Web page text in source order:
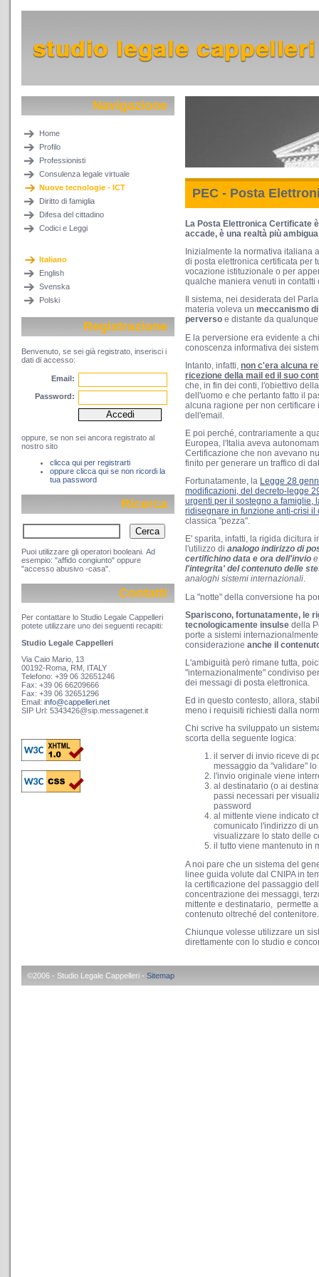
Navigazione
Home
Profilo
Professionisti
Consulenza legale virtuale
Nuove tecnologie - ICT
Diritto di famiglia
Difesa del cittadino
Codici e Leggi
Italiano
English
Svenska
Polski
Registrazione
Benvenuto, se sei già registrato, inserisci i
dati di accesso:
Email:
Password:
oppure, se non sei ancora registrato al
nostro sito
clicca qui per registrarti
oppure clicca qui se non ricordi la
tua password
Ricerca
Puoi utilizzare gli operatori booleani. Ad
esempio: "affido congiunto" oppure
"accesso abusivo -casa".
Contatti
Per contattare lo Studio Legale Cappelleri
potete utilizzare uno dei seguenti recapiti:
Studio Legale Cappelleri
Via Caio Mario, 13
00192-Roma, RM, ITALY
Telefono: +39 06 32651246
Fax: +39 06 66209666
Fax: +39 06 32651296
Email: info@cappelleri.net
SIP Url: 5343426@sip.messagenet.it
PEC - Posta
La Posta Elettronica Certificate
accade, è una realtà più
Inizialmente la normativa italiana
di posta elettronica certificata per
vocazione istituzionale o per
qualche maniera venuti in
Il sistema, nei desiderata del
materia voleva un meccanismo
perverso e distante da
E la perversione era evidente a
conoscenza informativa dei
Intanto, infatti, non c'era alcuna
ricezione della mail ed il suo
che, in fin dei conti, l'obiettivo
dell'uomo e che pertanto fatto il
alcuna ragione per non
dell'email.
E poi perché, contrariamente a
Europea, l'Italia aveva
Certificazione che non avevano
finito per generare un traffico di
Fortunatamente, la Legge 28
modificazioni, del decreto-legge
urgenti per il sostegno a famiglie,
ridisegnare in funzione anti-crisi
classica "pezza".
E' sparita, infatti, la rigida dicitura
l'utilizzo di analogo indirizzo di
certifichino data e ora dell'invio
l'integrita' del contenuto delle
analoghi sistemi internazionali.
La "notte" della conversione ha
Spariscono, fortunatamente, le
tecnologicamente insulse della
porte a sistemi
considerazione anche il
L'ambiguità però rimane tutta,
"internazionalmente" condiviso
dei messagi di posta elettronica.
Ed in questo contesto, allora,
meno i requisiti richiesti dalla
Chi scrive ha sviluppato un
scorta della seguente logica:
il server di invio riceve di
messaggio da "validare"
l'invio originale viene
al destinatario (o ai
passi necessari per
password
al mittente viene indicato
comunicato l'indirizzo di
visualizzare lo stato delle
il tutto viene mantenuto in
A noi pare che un sistema del
linee guida volute dal CNIPA in
la certificazione del passaggio
concentrazione dei messaggi,
mittente e destinatario, permette
contenuto oltreché del contenitore.
Chiunque volesse utilizzare un
direttamente con lo studio e
©2006 - Studio Legale Cappelleri - Sitemap